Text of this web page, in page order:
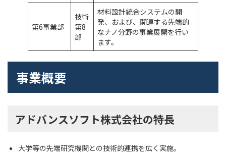
第6事業部
技術
第8
部
材料設計統合システムの開
発、および、関連する先端的
なナノ分野の事業展開を行い
ます。
事業概要
アドバンスソフト株式会社の特長
大学等の先端研究機関との技術的連携を広く実施。